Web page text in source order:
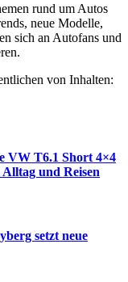
rund um Autos
neue Modelle,
sich an Autofans und
von Inhalten:
VW T6.1 Short 4×4
und Reisen
setzt neue